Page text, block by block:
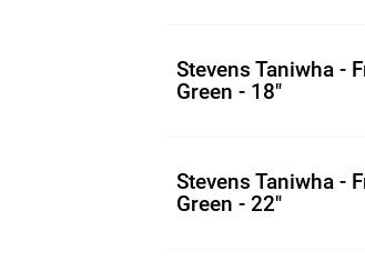
Stevens Taniwha -
Green - 18"
Stevens Taniwha -
Green - 22"